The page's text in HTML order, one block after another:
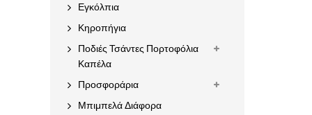
Εγκόλπια
Κηροπήγια
Ποδιές Τσάντες Πορτοφόλια
Καπέλα
Προσφοράρια
Μπιμπελά Διάφορα